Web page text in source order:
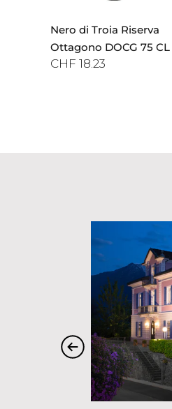
Nero di Troia Riserva
Ottagono DOCG 75 CL
CHF 18.23